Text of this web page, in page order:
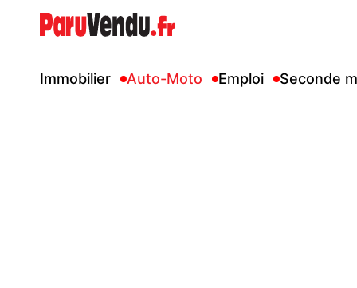
Immobilier Auto-Moto Emploi Seconde